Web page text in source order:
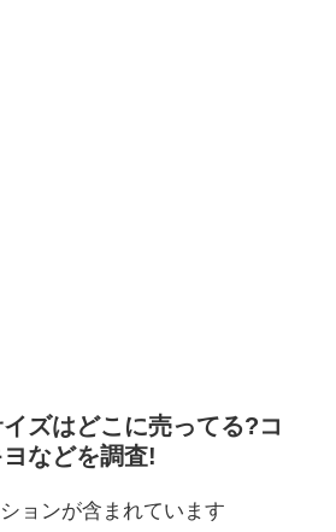
ズはどこに売ってる?コ
などを調査!
ョンが含まれています